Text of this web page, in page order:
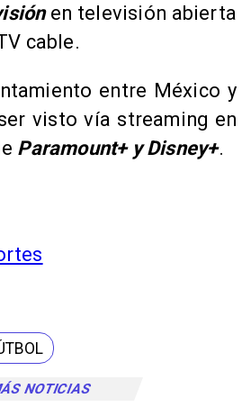
NOTICIAS
en televisión abierta
cable.
entre México y
visto vía streaming en
Paramount+ y Disney+.